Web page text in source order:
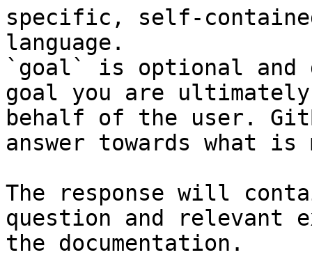
specific, self-
language.
`goal` is optional and
goal you are
behalf of the user.
answer towards what
The response will
question and relevant
the documentation.